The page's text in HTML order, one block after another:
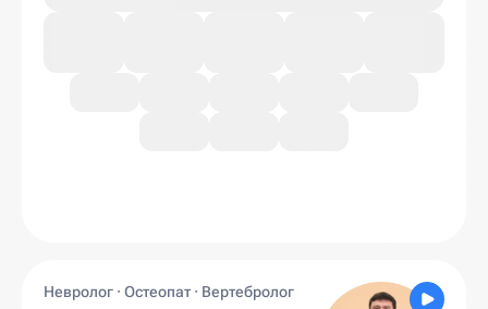
Невролог · Остеопат · Вертебролог